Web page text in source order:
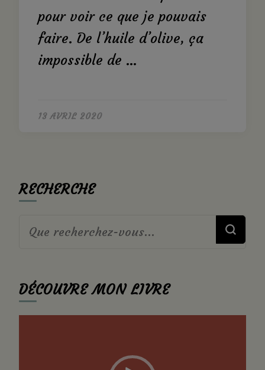
pour voir ce que je pouvais
faire. De l’huile d’olive, ça
impossible de …
13 AVRIL 2020
RECHERCHE
Vous
chose ?
DÉCOUVRE MON LIVRE